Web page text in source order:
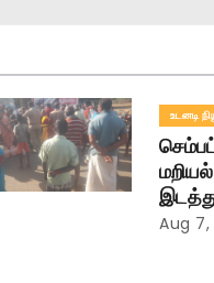
உடனடி
Aug 7,